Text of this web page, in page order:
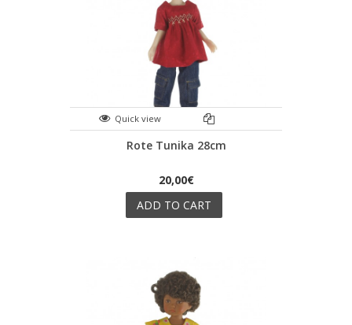
Quick view
Rote Tunika 28cm
20,00€
ADD TO CART